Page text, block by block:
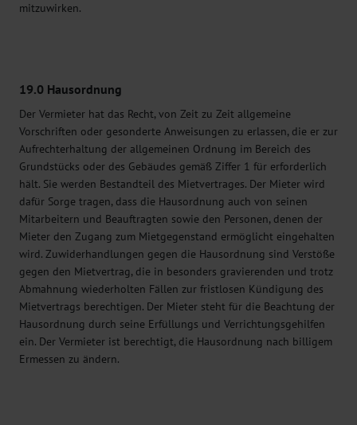
mitzuwirken.
19.0 Hausordnung
Der Vermieter hat das Recht, von Zeit zu Zeit allgemeine
Vorschriften oder gesonderte Anweisungen zu erlassen, die er zur
Aufrechterhaltung der allgemeinen Ordnung im Bereich des
Grundstücks oder des Gebäudes gemäß Ziffer 1 für erforderlich
hält. Sie werden Bestandteil des Mietvertrages. Der Mieter wird
dafür Sorge tragen, dass die Hausordnung auch von seinen
Mitarbeitern und Beauftragten sowie den Personen, denen der
Mieter den Zugang zum Mietgegenstand ermöglicht eingehalten
wird. Zuwiderhandlungen gegen die Hausordnung sind Verstöße
gegen den Mietvertrag, die in besonders gravierenden und trotz
Abmahnung wiederholten Fällen zur fristlosen Kündigung des
Mietvertrags berechtigen. Der Mieter steht für die Beachtung der
Hausordnung durch seine Erfüllungs und Verrichtungsgehilfen
ein. Der Vermieter ist berechtigt, die Hausordnung nach billigem
Ermessen zu ändern.